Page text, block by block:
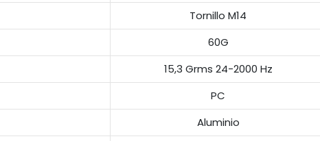
Tornillo M14
60G
15,3 Grms 24-2000 Hz
PC
Aluminio